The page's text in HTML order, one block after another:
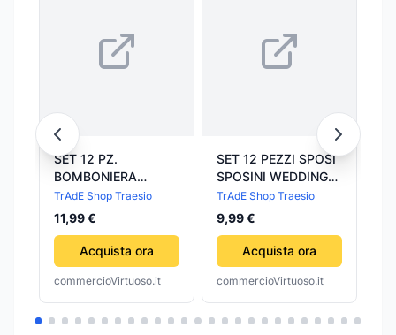
SET 12 PZ.
BOMBONIERA
SPOSINI CUORE
SPOSI CERAMICA
APPENDINO
MATRIMONIO
PROMESSA
TrAdE Shop Traesio
11,99 €
Acquista ora
commercioVirtuoso.it
SET 12 PEZZI SPOSI
SPOSINI WEDDING
IN CERAMICA
BOMBONIERA
BOMBONIERE
MATRIMONIO
TrAdE Shop Traesio
9,99 €
Acquista ora
commercioVirtuoso.it